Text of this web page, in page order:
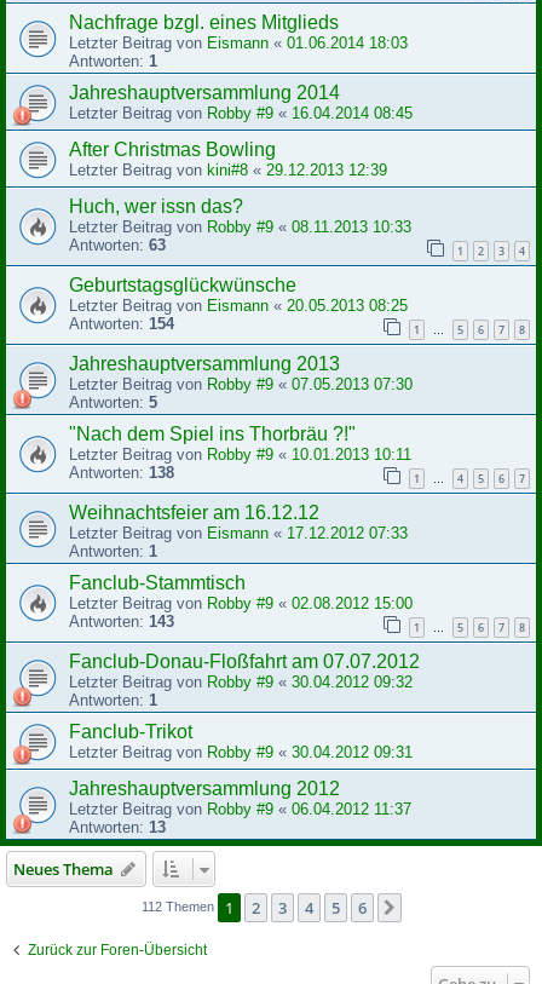
Nachfrage bzgl. eines Mitglieds
Letzter Beitrag von Eismann « 01.06.2014 18:03
Antworten: 1
Jahreshauptversammlung 2014
Letzter Beitrag von Robby #9 « 16.04.2014 08:45
After Christmas Bowling
Letzter Beitrag von kini#8 « 29.12.2013 12:39
Huch, wer issn das?
Letzter Beitrag von Robby #9 « 08.11.2013 10:33
Antworten: 63 1 2 3 4
Geburtstagsglückwünsche
Letzter Beitrag von Eismann « 20.05.2013 08:25
Antworten: 154 1 … 5 6 7 8
Jahreshauptversammlung 2013
Letzter Beitrag von Robby #9 « 07.05.2013 07:30
Antworten: 5
"Nach dem Spiel ins Thorbräu ?!"
Letzter Beitrag von Robby #9 « 10.01.2013 10:11
Antworten: 138 1 … 4 5 6 7
Weihnachtsfeier am 16.12.12
Letzter Beitrag von Eismann « 17.12.2012 07:33
Antworten: 1
Fanclub-Stammtisch
Letzter Beitrag von Robby #9 « 02.08.2012 15:00
Antworten: 143 1 … 5 6 7 8
Fanclub-Donau-Floßfahrt am 07.07.2012
Letzter Beitrag von Robby #9 « 30.04.2012 09:32
Antworten: 1
Fanclub-Trikot
Letzter Beitrag von Robby #9 « 30.04.2012 09:31
Jahreshauptversammlung 2012
Letzter Beitrag von Robby #9 « 06.04.2012 11:37
Antworten: 13
Neues Thema
112 Themen 1 2 3 4 5 6
Zurück zur Foren-Übersicht